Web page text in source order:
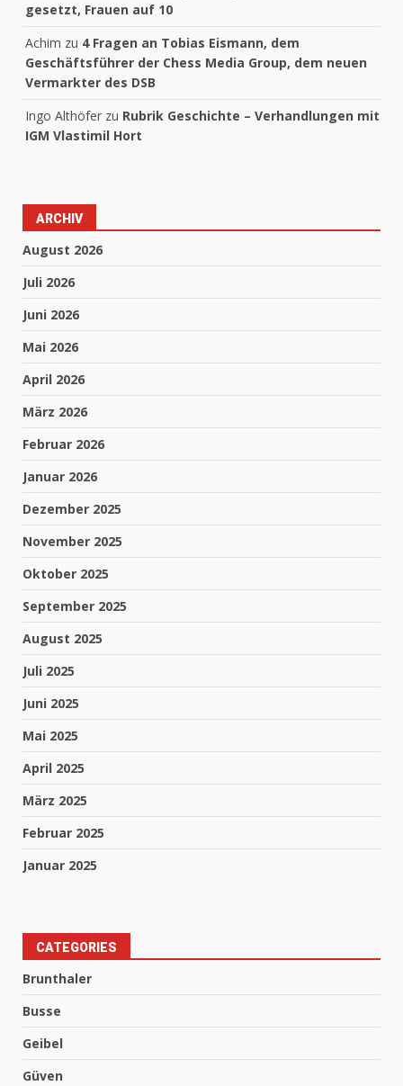
gesetzt, Frauen auf 10
Achim zu 4 Fragen an Tobias Eismann, dem
Geschäftsführer der Chess Media Group, dem neuen
Vermarkter des DSB
Ingo Althöfer zu Rubrik Geschichte – Verhandlungen mit
IGM Vlastimil Hort
ARCHIV
August 2026
Juli 2026
Juni 2026
Mai 2026
April 2026
März 2026
Februar 2026
Januar 2026
Dezember 2025
November 2025
Oktober 2025
September 2025
August 2025
Juli 2025
Juni 2025
Mai 2025
April 2025
März 2025
Februar 2025
Januar 2025
CATEGORIES
Brunthaler
Busse
Geibel
Güven